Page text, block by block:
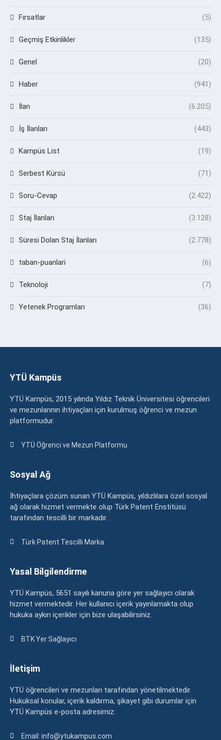
Fırsatlar (5)
Geçmiş Etkinlikler (135)
Genel (20)
Haber (941)
İlan (6.205)
İş İlanları (443)
Kampüs List (19)
Serbest Kürsü (71)
Soru-Cevap (2.422)
Staj İlanları (3.128)
Süresi Dolan Staj İlanları (2.778)
taban-puanlari (6)
Teknoloji (7)
Yetenek Programları (36)
YTÜ Kampüs
YTÜ Kampüs, 2015 yılında Yıldız Teknik Üniversitesi öğrencileri
ve mezunlarının ihtiyaçları için kurulmuş öğrenci ve mezun
platformudur.
YTÜ Öğrenci ve Mezun Platformu
Sosyal Ağ
İhtiyaçlara çözüm sunan YTÜ Kampüs, yıldızlılara özel sosyal
ağ olarak hizmet vermekte olup Türk Patent Enstitüsü
tarafından tescilli bir markadır.
Türk Patent Tescilli Marka
Yasal Bilgilendirme
YTÜ Kampüs, 5651 sayılı kanuna göre yer sağlayıcı olarak
hizmet vermektedir. Her kullanıcı içerik yayınlamakta olup
hukuka aykırı içerikler için bize ulaşabilirsiniz.
BTK Yer Sağlayıcı
İletişim
YTÜ öğrencileri ve mezunları tarafından yönetilmektedir.
Hukuksal konular, içerik kaldırma, şikayet gibi durumlar için
YTÜ Kampüs e-posta adresimiz:
Email: info@ytukampus.com